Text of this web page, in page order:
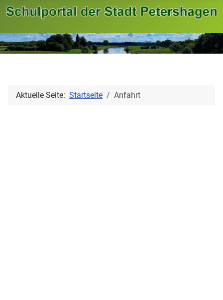
Aktuelle Seite: Startseite Anfahrt